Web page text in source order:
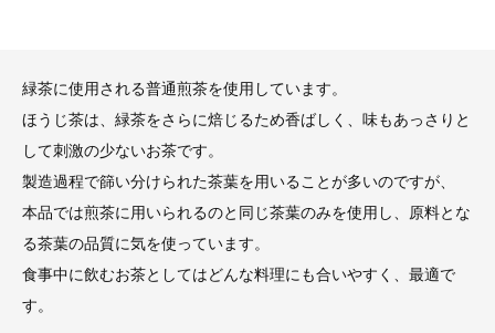
緑茶に使用される普通煎茶を使用しています。
ほうじ茶は、緑茶をさらに焙じるため香ばしく、味もあっさりと
して刺激の少ないお茶です。
製造過程で篩い分けられた茶葉を用いることが多いのですが、
本品では煎茶に用いられるのと同じ茶葉のみを使用し、原料とな
る茶葉の品質に気を使っています。
食事中に飲むお茶としてはどんな料理にも合いやすく、最適で
す。